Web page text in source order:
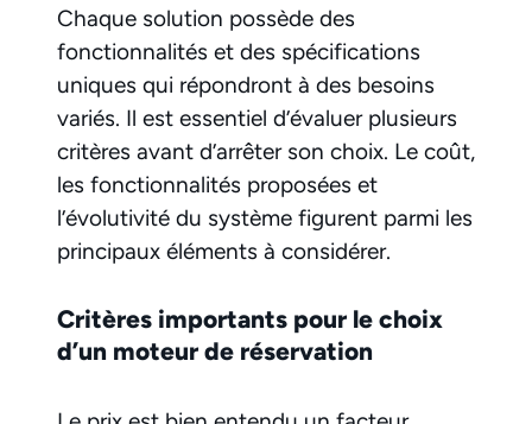
Chaque solution possède des
fonctionnalités et des spécifications
uniques qui répondront à des besoins
variés. Il est essentiel d’évaluer plusieurs
critères avant d’arrêter son choix. Le coût,
les fonctionnalités proposées et
l’évolutivité du système figurent parmi les
principaux éléments à considérer.
Critères importants pour le choix
d’un moteur de réservation